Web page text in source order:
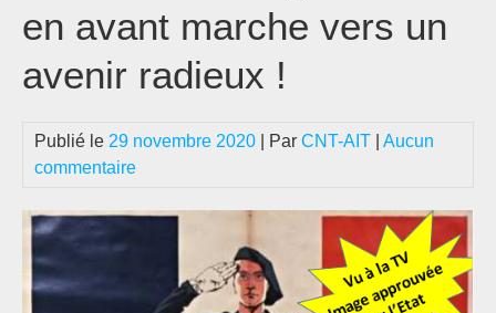
en avant marche vers un
avenir radieux !
Publié le 29 novembre 2020 | Par CNT-AIT
Aucun
commentaire